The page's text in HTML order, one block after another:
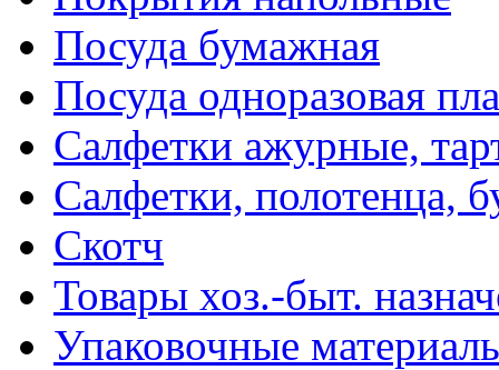
Посуда бумажная
Посуда одноразовая
Салфетки ажурные,
Салфетки, полотенца,
Скотч
Товары хоз.-быт.
Упаковочные